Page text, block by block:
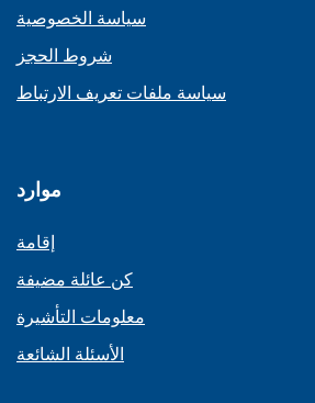
سياسة الخصوصية
شروط الحجز
سياسة ملفات تعريف الارتباط
موارد
إقامة
كن عائلة مضيفة
معلومات التأشيرة
الأسئلة الشائعة